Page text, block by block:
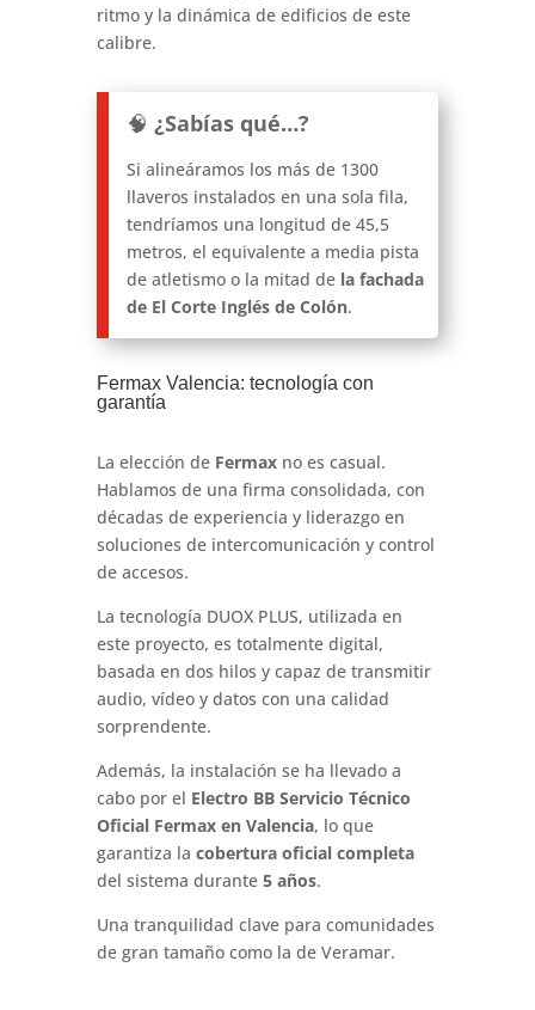
ritmo y la dinámica de edificios de este
calibre.
🧠 ¿Sabías qué…?
Si alineáramos los más de 1300
llaveros instalados en una sola fila,
tendríamos una longitud de 45,5
metros, el equivalente a media pista
de atletismo o la mitad de la fachada
de El Corte Inglés de Colón.
Fermax Valencia: tecnología con
garantía
La elección de Fermax no es casual.
Hablamos de una firma consolidada, con
décadas de experiencia y liderazgo en
soluciones de intercomunicación y control
de accesos.
La tecnología DUOX PLUS, utilizada en
este proyecto, es totalmente digital,
basada en dos hilos y capaz de transmitir
audio, vídeo y datos con una calidad
sorprendente.
Además, la instalación se ha llevado a
cabo por el Electro BB Servicio Técnico
Oficial Fermax en Valencia, lo que
garantiza la cobertura oficial completa
del sistema durante 5 años.
Una tranquilidad clave para comunidades
de gran tamaño como la de Veramar.